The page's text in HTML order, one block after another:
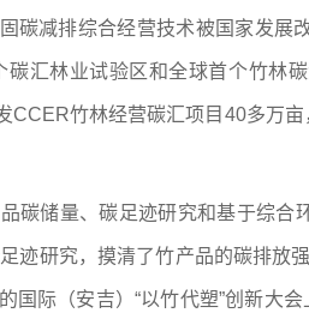
减排综合经营技术被国家发展
汇林业试验区和全球首个竹林
竹林经营碳汇项目40多万
碳储量、碳足迹研究和基于综合
研究，摸清了竹产品的碳排放
际（安吉）“以竹代塑”创新大